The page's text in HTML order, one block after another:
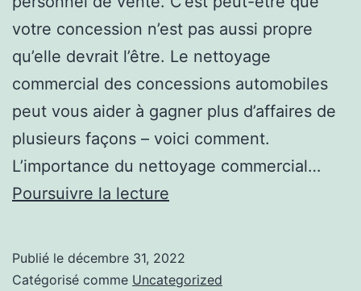
votre concession n’est pas aussi propre
qu’elle devrait l’être. Le nettoyage
commercial des concessions automobiles
peut vous aider à gagner plus d’affaires de
plusieurs façons – voici comment.
L’importance du nettoyage commercial…
Poursuivre la lecture
commercial
Publié le décembre 31, 2022
Catégorisé comme Uncategorized